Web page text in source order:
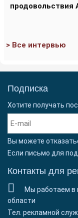
продовольствия
> Все интервью
Подписка
Хотите получать
Вы можете
Если письмо для
Контакты для
Мы работаем в
области
Тел. рекламной